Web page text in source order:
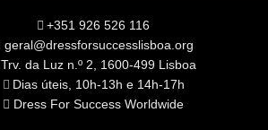
+351 926 526 116
geral@dressforsuccesslisboa.org
Trv. da Luz n.º 2, 1600-499 Lisboa
Dias úteis, 10h-13h e 14h-17h
Dress For Success Worldwide